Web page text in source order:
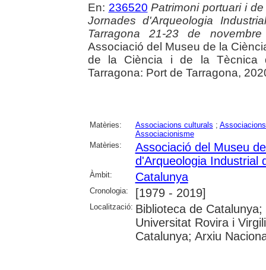
En: 236520 Patrimoni portuari i
Jornades d'Arqueologia
Tarragona 21-23 de
Associació del Museu de la
de la Ciència i de la Tècnica
Tarragona: Port de Tarragona,
Matèries: Associacions culturals ;
Associacionisme
Matèries:
Associació del Museu
d'Arqueologia Industrial
Àmbit: Catalunya
Cronologia: [1979 - 2019]
Localització: Biblioteca de
Universitat Rovira i
Catalunya; Arxiu